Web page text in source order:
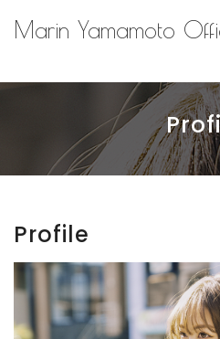
Marin Yamamoto
Profile